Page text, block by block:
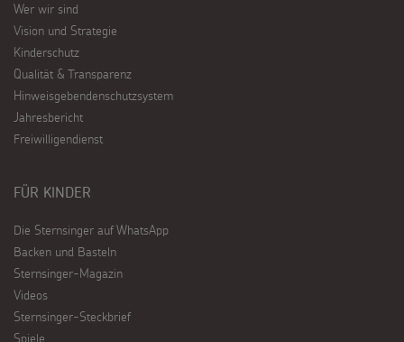
Wer wir sind
Vision und Strategie
Kinderschutz
Qualität & Transparenz
Hinweisgebendenschutzsystem
Jahresbericht
Freiwilligendienst
FÜR KINDER
Die Sternsinger auf WhatsApp
Backen und Basteln
Sternsinger-Magazin
Videos
Sternsinger-Steckbrief
Spiele